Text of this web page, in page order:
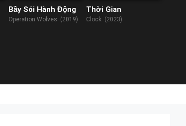
Bầy Sói Hành Động
Operation Wolves (2019)
Thời Gian
Clock (2023)